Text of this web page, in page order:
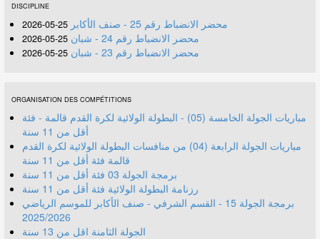
DISCIPLINE
محضر الانضباط رقم 25 - صنف الأكابر 25-05-2026
محضر الانضباط رقم 24 - شبان 25-05-2026
محضر الانضباط رقم 23 - شبان 25-05-2026
ORGANISATION DES COMPÉTITIONS
مباريات الجولة الخامسة (05) - البطولة الولائية لكرة القدم قالمة - فئة
أقل من 11 سنة
مباريات الجولة الرابعة (04) من منافسات البطولة الولائية لكرة القدم
قالمة فئة أقل من 11 سنة
برمجة الجولة 03 فئة أقل من 11 سنة
رزنامة البطولة الولائية فئة أقل من 11 سنة
برمجة الجولة 15 - القسم الشرفي - صنف الأكابر للموسم الرياضي
2025/2026
الجولة الثامنة اقل من 13 سنة